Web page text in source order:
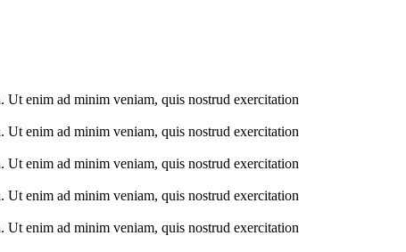
Ut enim ad minim veniam, quis nostrud exercitation
Ut enim ad minim veniam, quis nostrud exercitation
Ut enim ad minim veniam, quis nostrud exercitation
Ut enim ad minim veniam, quis nostrud exercitation
Ut enim ad minim veniam, quis nostrud exercitation